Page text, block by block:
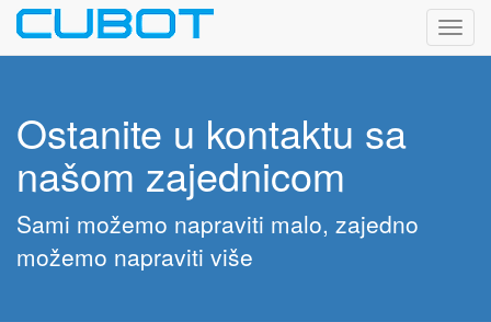
Ostanite u kontaktu sa
našom zajednicom
Sami možemo napraviti malo, zajedno
možemo napraviti više